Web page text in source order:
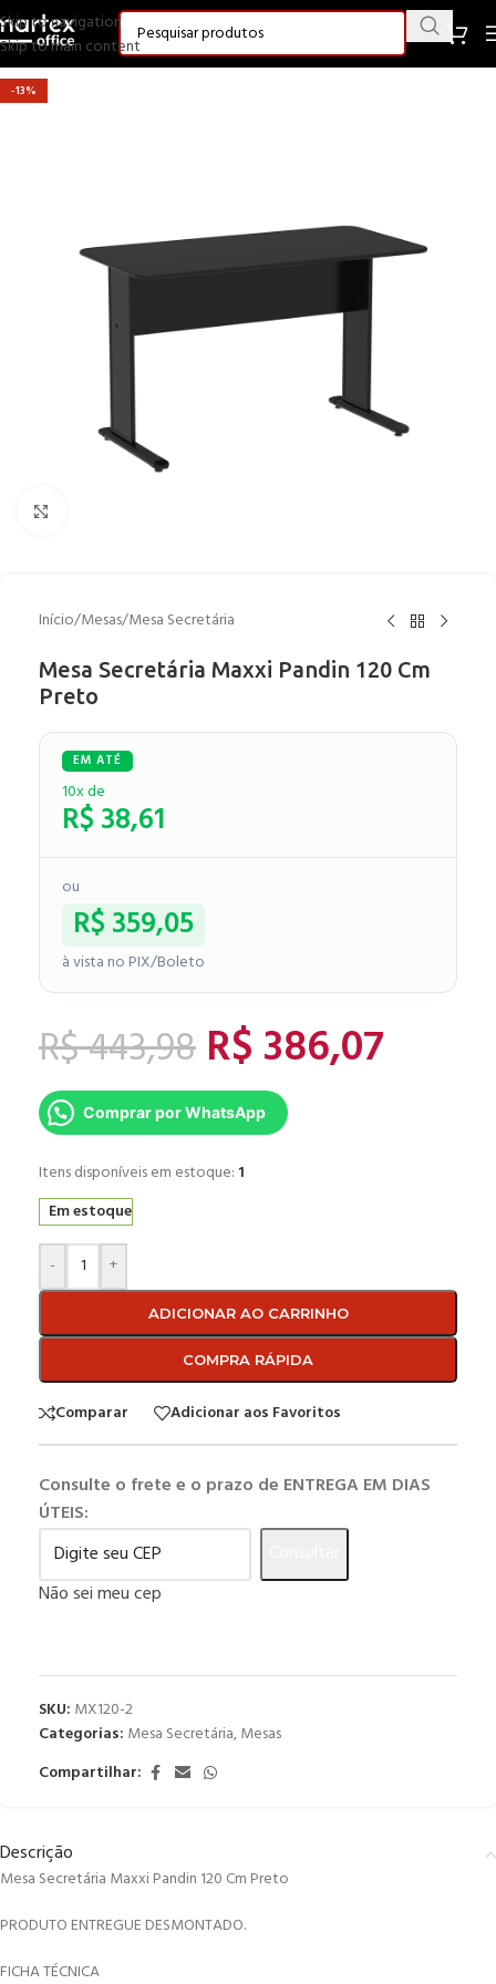
Skip to navigation
Skip to main content
-13%
Início/Mesas/Mesa Secretária
Mesa Secretária Maxxi Pandin 120 Cm
Preto
10x de
R$38,61
ou
R$359,05
à vista no PIX/Boleto
R$443,98 R$386,07
Comprar por WhatsApp
Itens disponíveis em estoque: 1
Em estoque
- +
ADICIONAR AO CARRINHO
COMPRA RÁPIDA
Comparar Adicionar aos Favoritos
Consulte o frete e o prazo de ENTREGA EM DIAS
ÚTEIS:
Não sei meu cep
SKU: MX120-2
Categorias: Mesa Secretária,Mesas
Compartilhar:
Descrição
Mesa Secretária Maxxi Pandin 120 Cm Preto
PRODUTO ENTREGUE DESMONTADO.
FICHA TÉCNICA